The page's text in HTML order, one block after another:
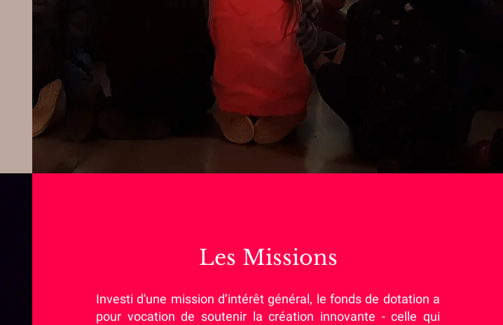
Les Missions
Investi d'une mission d’intérêt général, le fonds de dotation a
pour vocation de soutenir la création innovante - celle qui